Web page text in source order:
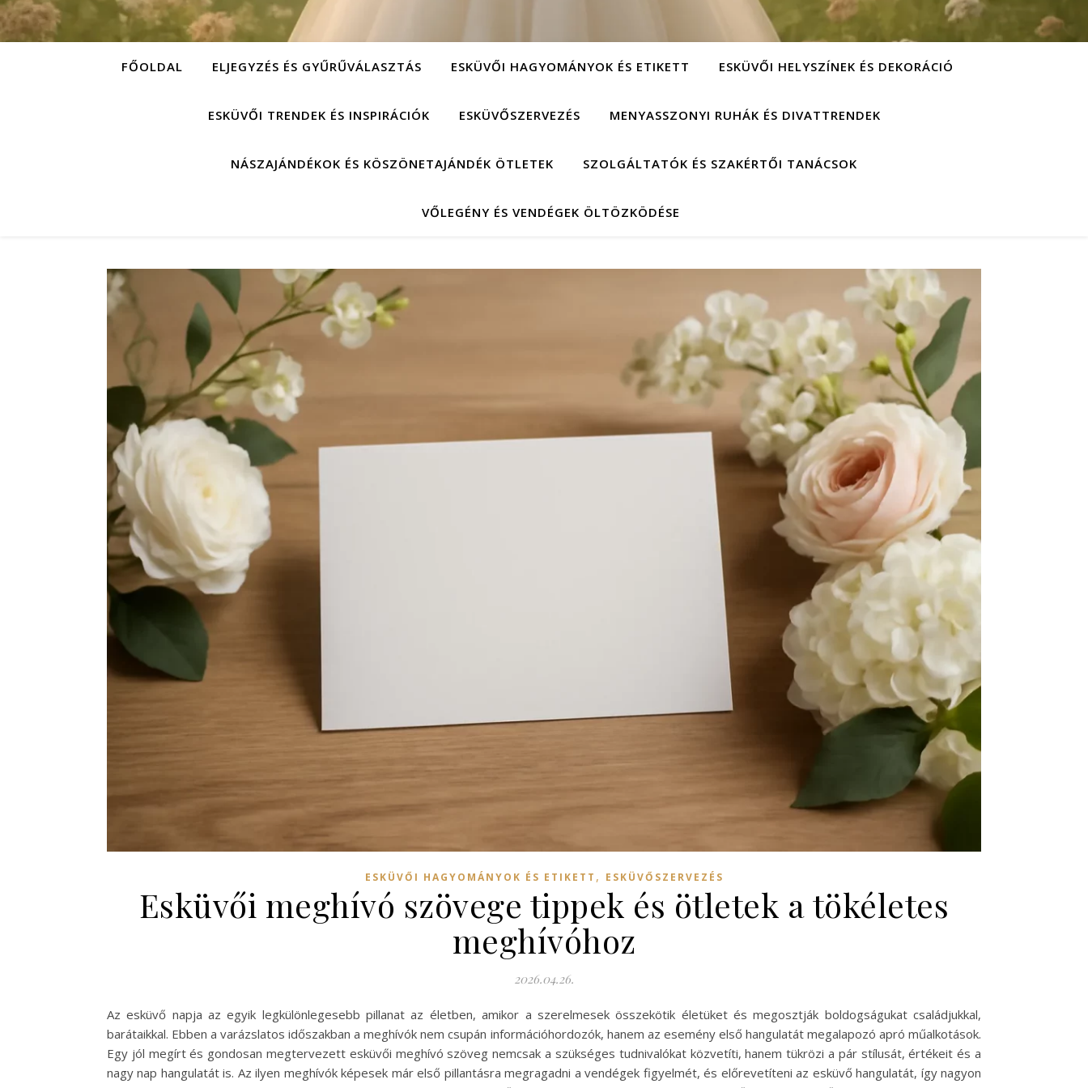
FŐOLDAL ELJEGYZÉS ÉS GYŰRŰVÁLASZTÁS ESKÜVŐI HAGYOMÁNYOK ÉS ETIKETT ESKÜVŐI HELYSZÍNEK ÉS DEKORÁCIÓ
ESKÜVŐI TRENDEK ÉS INSPIRÁCIÓK ESKÜVŐSZERVEZÉS MENYASSZONYI RUHÁK ÉS DIVATTRENDEK
NÁSZAJÁNDÉKOK ÉS KÖSZÖNETAJÁNDÉK ÖTLETEK SZOLGÁLTATÓK ÉS SZAKÉRTŐI TANÁCSOK
VŐLEGÉNY ÉS VENDÉGEK ÖLTÖZKÖDÉSE
ESKÜVŐI HAGYOMÁNYOK ÉS ETIKETT , ESKÜVŐSZERVEZÉS
Esküvői meghívó szövege tippek és ötletek a tökéletes
meghívóhoz
2026.04.26.
Az esküvő napja az egyik legkülönlegesebb pillanat az életben, amikor a szerelmesek összekötik életüket és megosztják boldogságukat családjukkal,
barátaikkal. Ebben a varázslatos időszakban a meghívók nem csupán információhordozók, hanem az esemény első hangulatát megalapozó apró műalkotások.
Egy jól megírt és gondosan megtervezett esküvői meghívó szöveg nemcsak a szükséges tudnivalókat közvetíti, hanem tükrözi a pár stílusát, értékeit és a
nagy nap hangulatát is. Az ilyen meghívók képesek már első pillantásra megragadni a vendégek figyelmét, és előrevetíteni az esküvő hangulatát, így nagyon